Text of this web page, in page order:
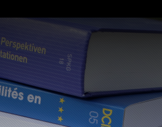
au
contenu